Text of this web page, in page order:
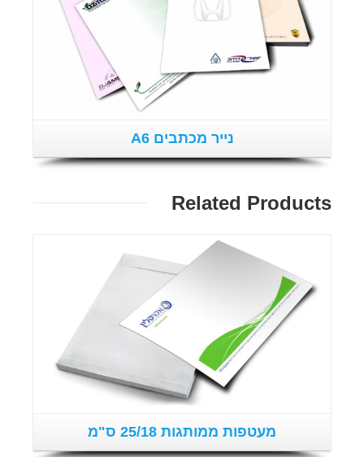
נייר מכתבים A6
Related Products
פרטים נוספים
מעטפות ממותגות 25/18 ס"מ